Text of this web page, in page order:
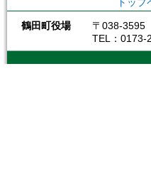
鶴田町役場
〒038-3595
TEL：